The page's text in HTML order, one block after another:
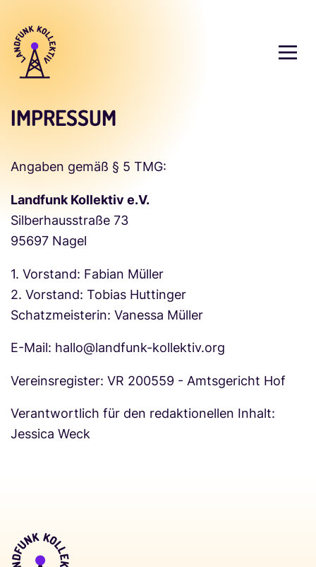
IMPRESSUM
Angaben gemäß § 5 TMG:
Landfunk Kollektiv e.V.
Silberhausstraße 73
95697 Nagel
1. Vorstand: Fabian Müller
2. Vorstand: Tobias Huttinger
Schatzmeisterin: Vanessa Müller
E-Mail: hallo@landfunk-kollektiv.org
Vereinsregister: VR 200559 - Amtsgericht Hof
Verantwortlich für den redaktionellen Inhalt:
Jessica Weck